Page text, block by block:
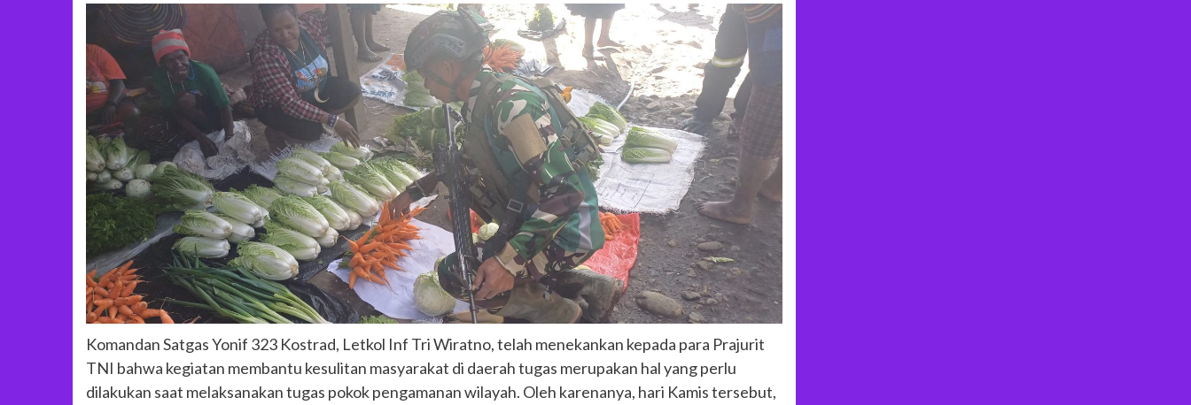
Komandan Satgas Yonif 323 Kostrad, Letkol Inf Tri Wiratno, telah menekankan kepada para Prajurit
TNI bahwa kegiatan membantu kesulitan masyarakat di daerah tugas merupakan hal yang perlu
dilakukan saat melaksanakan tugas pokok pengamanan wilayah. Oleh karenanya, hari Kamis tersebut,